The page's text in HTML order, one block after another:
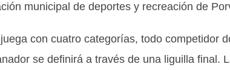
municipal de deportes y recreación de
con cuatro categorías, todo competidor
se definirá a través de una liguilla final.